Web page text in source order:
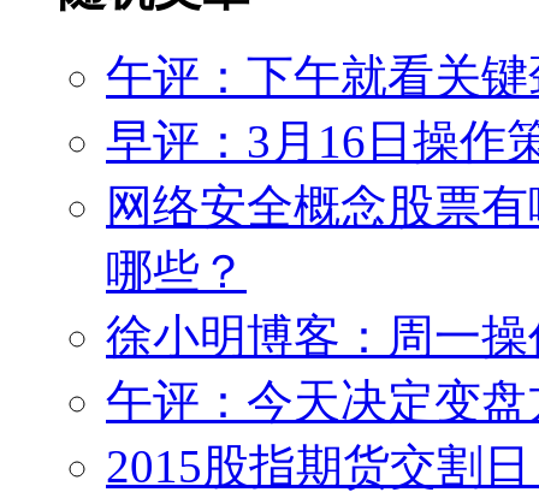
午评：下午就看关
早评：3月16日操作
网络安全概念股票
哪些？
徐小明博客：周一
午评：今天决定变
2015股指期货交割